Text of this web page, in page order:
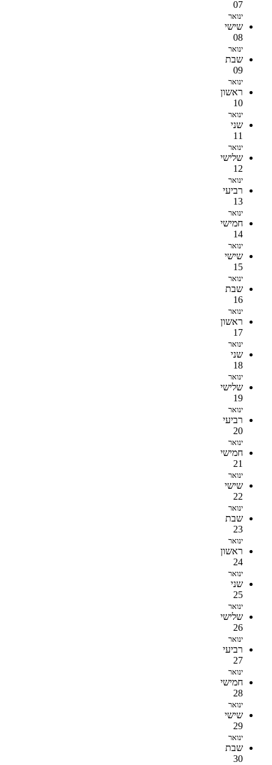
07
ינואר
שישי
08
ינואר
שבת
09
ינואר
ראשון
10
ינואר
שני
11
ינואר
שלישי
12
ינואר
רביעי
13
ינואר
חמישי
14
ינואר
שישי
15
ינואר
שבת
16
ינואר
ראשון
17
ינואר
שני
18
ינואר
שלישי
19
ינואר
רביעי
20
ינואר
חמישי
21
ינואר
שישי
22
ינואר
שבת
23
ינואר
ראשון
24
ינואר
שני
25
ינואר
שלישי
26
ינואר
רביעי
27
ינואר
חמישי
28
ינואר
שישי
29
ינואר
שבת
30